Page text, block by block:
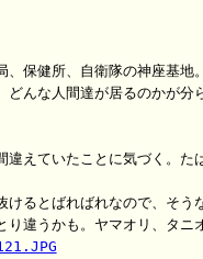
、保健所、自衛隊の神座基地
どんな人間達が居るのかが分
違えていたことに気づく。た
けるとばればれなので、そう